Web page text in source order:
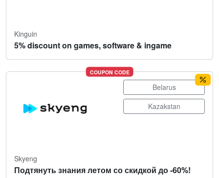
Kinguin
5% discount on games, software & ingame
COUPON CODE
Belarus
Kazakstan
Skyeng
Подтянуть знания летом со скидкой до -60%!